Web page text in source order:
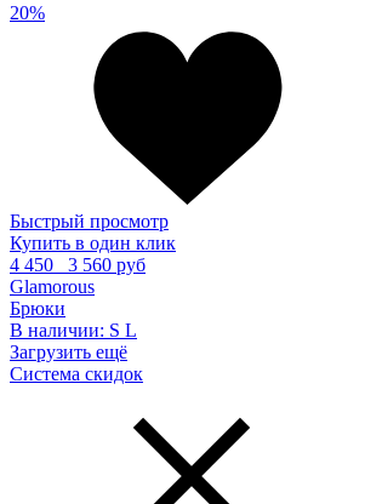
20%
Быстрый просмотр
Купить в один клик
4 450
3 560 руб
Glamorous
Брюки
В наличии: S L
Загрузить ещё
Система скидок